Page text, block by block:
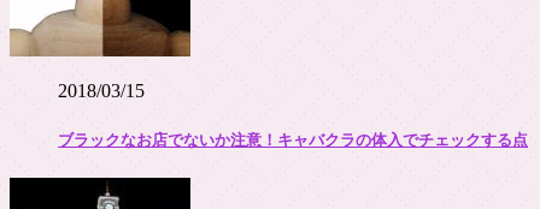
2018/03/15
ブラックなお店でないか注意！キャバクラの体入でチェックする点